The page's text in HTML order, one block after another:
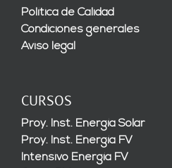
Política de Calidad
Condiciones generales
Aviso legal
CURSOS
Proy. Inst. Energía Solar
Proy. Inst. Energía FV
Intensivo Energía FV